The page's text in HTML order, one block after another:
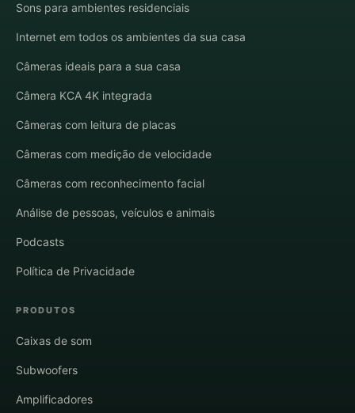
Sons para ambientes residenciais
Internet em todos os ambientes da sua casa
Câmeras ideais para a sua casa
Câmera KCA 4K integrada
Câmeras com leitura de placas
Câmeras com medição de velocidade
Câmeras com reconhecimento facial
Análise de pessoas, veículos e animais
Podcasts
Política de Privacidade
PRODUTOS
Caixas de som
Subwoofers
Amplificadores